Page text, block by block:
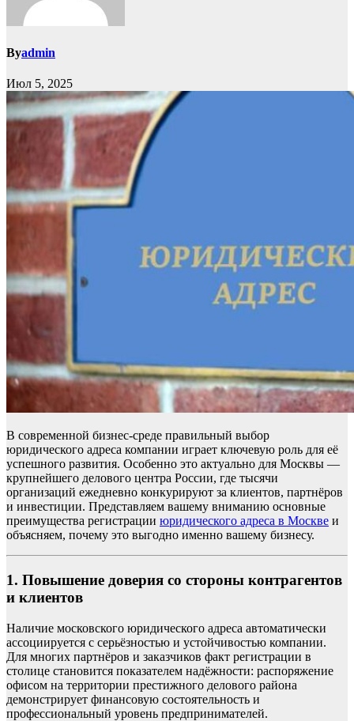
Byadmin
Июл 5, 2025
В современной бизнес-среде правильный выбор
юридического адреса компании играет ключевую роль для её
успешного развития. Особенно это актуально для Москвы —
крупнейшего делового центра России, где тысячи
организаций ежедневно конкурируют за клиентов, партнёров
и инвестиции. Представляем вашему вниманию основные
преимущества регистрации юридического адреса в Москве и
объясняем, почему это выгодно именно вашему бизнесу.
1. Повышение доверия со стороны контрагентов
и клиентов
Наличие московского юридического адреса автоматически
ассоциируется с серьёзностью и устойчивостью компании.
Для многих партнёров и заказчиков факт регистрации в
столице становится показателем надёжности: распоряжение
офисом на территории престижного делового района
демонстрирует финансовую состоятельность и
профессиональный уровень предпринимателей.